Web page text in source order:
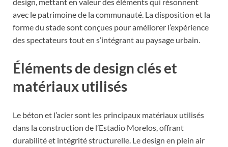
avec le patrimoine de la communauté. La disposition et la
forme du stade sont conçues pour améliorer l’expérience
des spectateurs tout en s’intégrant au paysage urbain.
Éléments de design clés et
matériaux utilisés
Le béton et l’acier sont les principaux matériaux utilisés
dans la construction de l’Estadio Morelos, offrant
durabilité et intégrité structurelle. Le design en plein air